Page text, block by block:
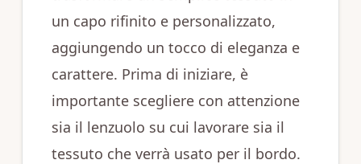
un capo rifinito e personalizzato,
aggiungendo un tocco di eleganza e
carattere. Prima di iniziare, è
importante scegliere con attenzione
sia il lenzuolo su cui lavorare sia il
tessuto che verrà usato per il bordo.